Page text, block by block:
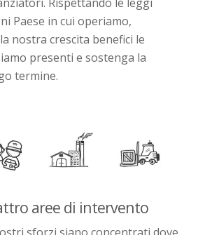
Rispettando le leggi
Paese in cui operiamo,
nostra crescita benefici le
presenti e sostenga la
termine.
aree di intervento